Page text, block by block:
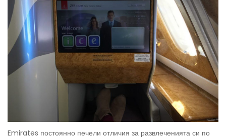
Emirates постоянно печели отличия за развлеченията си по